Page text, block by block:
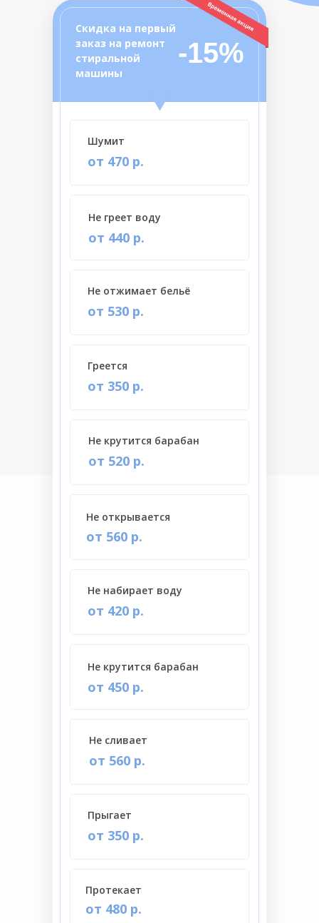
Скидка на первый
заказ на ремонт
стиральной
машины
-15%
от 470 р.
Шумит
от 420 р.
Не набирает воду
от 520 р.
Не крутится барабан
от 440 р.
Не греет воду
от 450 р.
Не крутится барабан
от 560 р.
Не открывается
от 530 р.
Не отжимает бельё
от 560 р.
Не сливает
от 480 р.
Протекает
от 350 р.
Греется
от 350 р.
Прыгает